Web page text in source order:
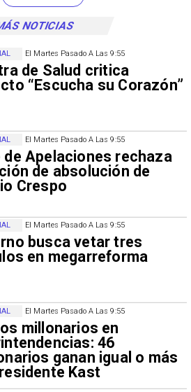
NOTICIAS
El Martes Pasado A Las 9:55
de Salud critica
“Escucha su Corazón”
El Martes Pasado A Las 9:55
de Apelaciones rechaza
de absolución de
Crespo
El Martes Pasado A Las 9:55
busca vetar tres
en megarreforma
El Martes Pasado A Las 9:55
millonarios en
46
ganan igual o más
Kast